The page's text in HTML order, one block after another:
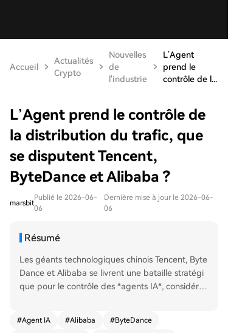
Accueil
Actualités
Crypto
Nouvelles
de
l'industrie
L’Agent
prend le
contrôle de l...
L’Agent prend le contrôle de
la distribution du trafic, que
se disputent Tencent,
ByteDance et Alibaba ?
marsbit
Publié le 2026-06-
06
Dernière mise à jour le 2026-06-
06
Résumé
Les géants technologiques chinois Tencent, Byte
Dance et Alibaba se livrent une bataille stratégi
que pour le contrôle des *agents IA*, considérés
une stratégie "double étoile". D'un côté, son appl
#Agent IA #Alibaba #ByteDance